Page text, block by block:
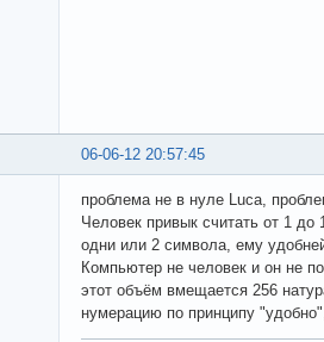
06-06-12 20:57:45
проблема не в нуле Luca,
Человек привык считать от 1
одни или 2 символа, ему
Компьютер не человек и он не
этот объём вмещается 256
нумерацию по принципу